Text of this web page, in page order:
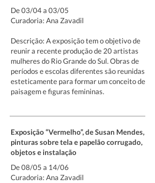
De 03/04 a 03/05
Curadoria: Ana Zavadil
Descrição: A exposição tem o objetivo de
reunir a recente produção de 20 artistas
mulheres do Rio Grande do Sul. Obras de
períodos e escolas diferentes são reunidas
esteticamente para formar um conceito de
paisagem e figuras femininas.
Exposição “Vermelho”, de Susan Mendes,
pinturas sobre tela e papelão corrugado,
objetos e instalação
De 08/05 a 14/06
Curadoria: Ana Zavadil